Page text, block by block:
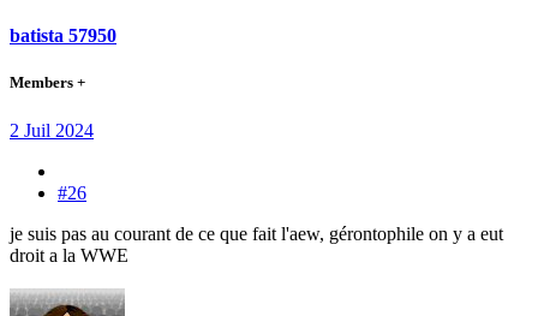
batista 57950
Members +
2 Juil 2024
#26
je suis pas au courant de ce que fait l'aew, gérontophile on y a eut
droit a la WWE